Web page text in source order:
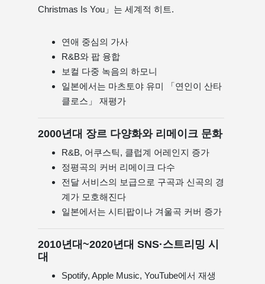
Christmas Is You」는 세계적 히트.
연애 중심의 가사
R&B와 팝 융합
보컬 다중 녹음의 하모니
일본에서는 마츠토야 유미 「연인이 산타
클로스」 재평가
2000년대 장르 다양화와 리메이크 문화
R&B, 어쿠스틱, 클럽계 어레인지 증가
정평곡의 커버 리메이크 다수
전달 서비스의 보급으로 구곡과 신곡의 경
계가 모호해진다
일본에서는 시티팝이나 겨울곡 커버 증가
2010년대~2020년대 SNS·스트리밍 시
대
Spotify, Apple Music, YouTube에서 재생